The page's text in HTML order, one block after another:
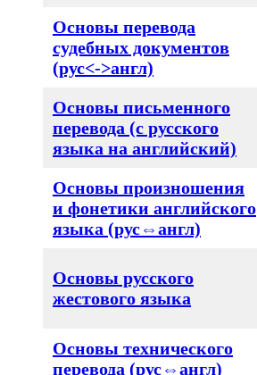
Основы перевода
судебных документов
(рус<->англ)
Основы письменного
перевода (с русского
языка на английский)
Основы произношения
и фонетики английского
языка (рус⇔англ)
Основы русского
жестового языка
Основы технического
перевода (рус⇔англ)